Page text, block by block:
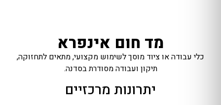
מד חום אינפרא
כלי עבודה או ציוד מוסך לשימוש מקצועי, מתאים לתחזוקה,
תיקון ועבודה מסודרת בסדנה.
יתרונות מרכזיים